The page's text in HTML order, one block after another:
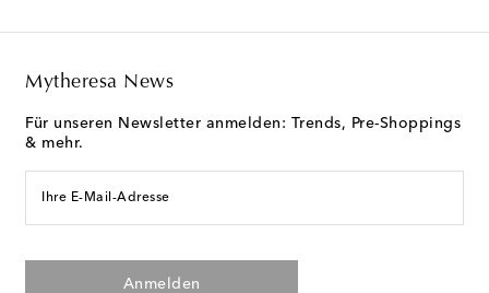
Mytheresa News
Für unseren Newsletter anmelden: Trends, Pre-Shoppings
& mehr.
Ihre E-Mail-Adresse
Anmelden